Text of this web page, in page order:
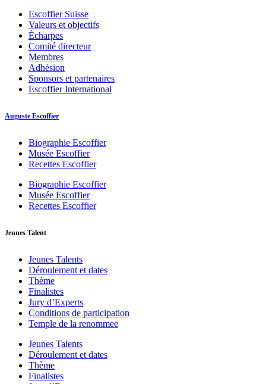
Escoffier Suisse
Valeurs et objectifs
Écharpes
Comité directeur
Membres
Adhésion
Sponsors et partenaires
Escoffier International
Auguste Escoffier
Biographie Escoffier
Musée Escoffier
Recettes Escoffier
Biographie Escoffier
Musée Escoffier
Recettes Escoffier
Jeunes Talent
Jeunes Talents
Déroulement et dates
Thème
Finalistes
Jury d’Experts
Conditions de participation
Temple de la renommee
Jeunes Talents
Déroulement et dates
Thème
Finalistes